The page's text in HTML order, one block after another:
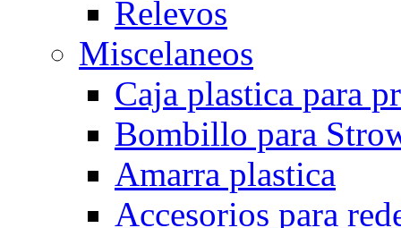
Relevos
Miscelaneos
Caja plastica para
Bombillo para
Amarra plastica
Accesorios para